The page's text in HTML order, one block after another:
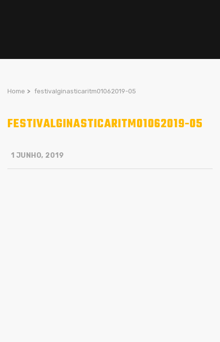
Home > festivalginasticaritm01062019-05
FESTIVALGINASTICARITM01062019-05
1 JUNHO, 2019